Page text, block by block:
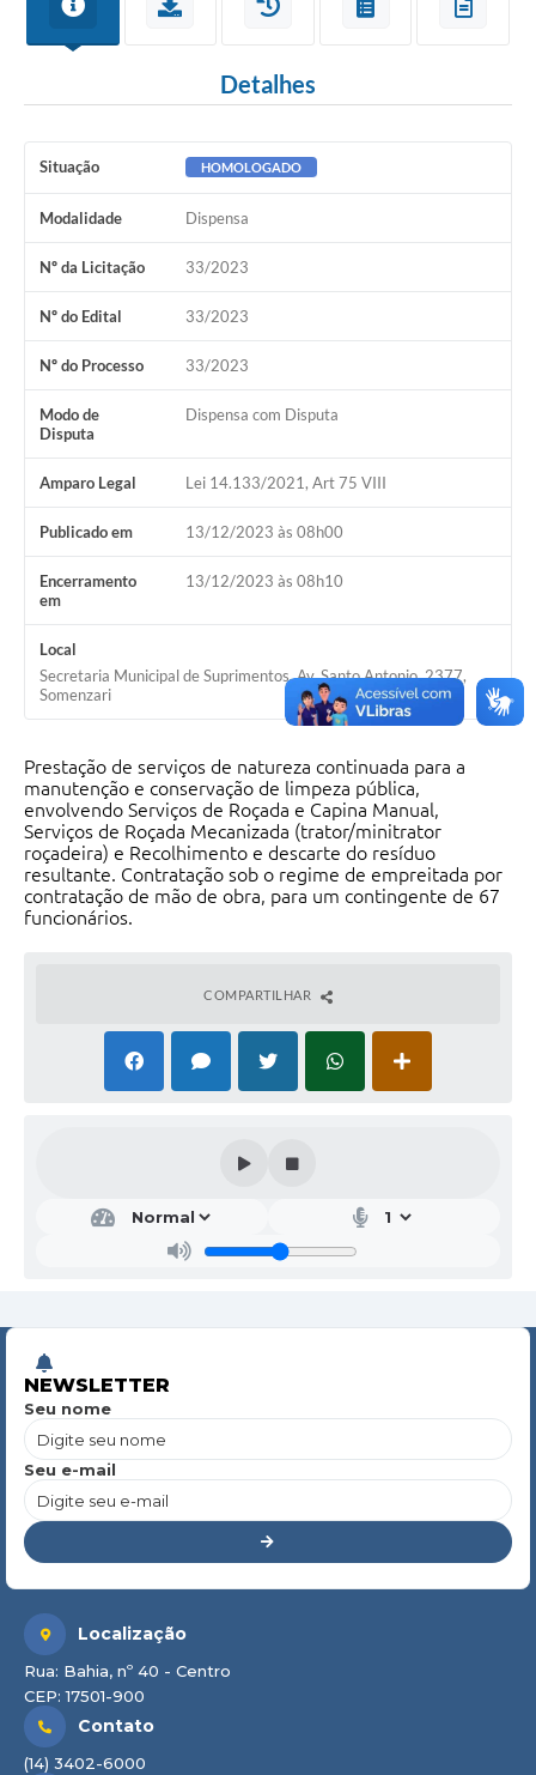
Detalhes
Situação HOMOLOGADO
Modalidade Dispensa
Nº da Licitação 33/2023
Nº do Edital 33/2023
Nº do Processo 33/2023
Modo de
Disputa
Dispensa com Disputa
Amparo Legal Lei 14.133/2021, Art 75 VIII
Publicado em 13/12/2023 às 08h00
Encerramento
em
13/12/2023 às 08h10
Local
Secretaria Municipal de Suprimentos, Av. Santo Antonio, 2377,
Somenzari
Prestação de serviços de natureza continuada para a
manutenção e conservação de limpeza pública,
envolvendo Serviços de Roçada e Capina Manual,
Serviços de Roçada Mecanizada (trator/minitrator
roçadeira) e Recolhimento e descarte do resíduo
resultante. Contratação sob o regime de empreitada por
contratação de mão de obra, para um contingente de 67
funcionários.
COMPARTILHAR
NEWSLETTER
Seu nome
Seu e-mail
Localização
Rua: Bahia, nº 40 - Centro
CEP: 17501-900
Contato
(14) 3402-6000